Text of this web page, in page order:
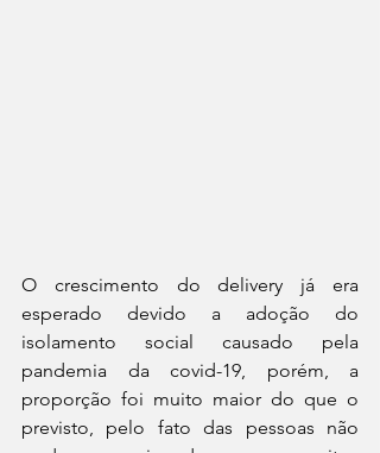
O crescimento do delivery já era
esperado devido a adoção do
isolamento social causado pela
pandemia da covid-19, porém, a
proporção foi muito maior do que o
previsto, pelo fato das pessoas não